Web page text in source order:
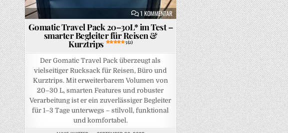
1 KOMMENTARZU GOMATIC TRAVEL PACK 20–30L* IM TEST –
Gomatic Travel Pack 20–30L* im Test –
smarter Begleiter für Reisen &
Kurztrips 5 (2)
Der Gomatic Travel Pack überzeugt als
vielseitiger Rucksack für Reisen, Büro und
Kurztrips. Mit erweiterbarem Volumen von
20–30 L, smarten Features und robuster
Verarbeitung ist er ein zuverlässiger Begleiter
für 1–3 Tage unterwegs – stilvoll, funktional
und komfortabel.